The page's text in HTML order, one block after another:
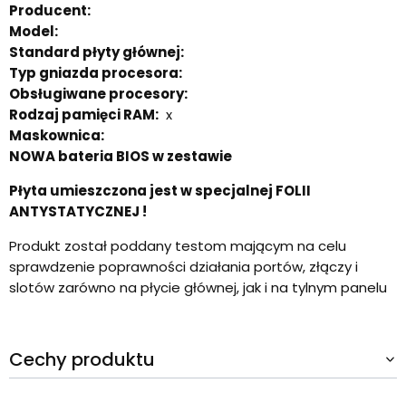
Producent:
Model:
Standard płyty głównej:
Typ gniazda procesora:
Obsługiwane procesory:
Rodzaj pamięci RAM: x
Maskownica:
NOWA bateria BIOS w zestawie
Płyta umieszczona jest w specjalnej FOLII
ANTYSTATYCZNEJ !
Produkt został poddany testom mającym na celu
sprawdzenie poprawności działania portów, złączy i
slotów zarówno na płycie głównej, jak i na tylnym panelu
Cechy produktu